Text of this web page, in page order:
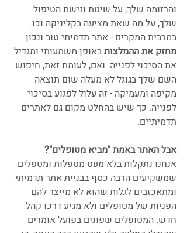
והרזומה שלך, על שיטת וגישת הטיפול
שלך, על מה שאת מציעה בקליניקה וכו.
במרבית המקרים - אתר תדמיתי טוב ונכון
מחזק את ההמלצות באופן משמעותי ומגדיל
את הסיכוי לפנייה. ואם, לעומת זאת, חיפוש
השם שלך בגוגל לא מעלה שום תוצאה
מקיפה ומעמיקה - זה עלול לפגוע בסיכוי
לפנייה. כך שיש בהחלט מקום גם לאתרים
תדמיתיים.
אבל האתר באמת "מביא מטופלים"?
אנחנו נתקלות בלא מעט מטפלות ומטפלים
שמשקיעים הרבה כסף בבניית אתר תדמיתי
ומתאכזבים לגלות שהוא לא מייצר להם
הפניות של מטופלים ולא מגיע דרכו קהל
חדש. המטופלים שפונים בפועל אומרים